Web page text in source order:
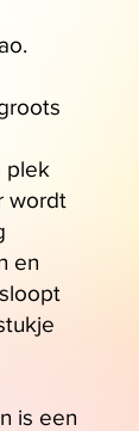
plek
wordt
en
is een